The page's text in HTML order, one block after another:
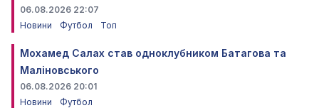
06.08.2026 22:07
Новини
Футбол Топ
Мохамед Салах став одноклубником Батагова та
Маліновського
06.08.2026 20:01
Новини
Футбол